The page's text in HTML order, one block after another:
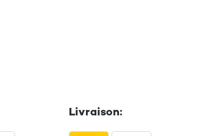
punchy sound with my also great little
handy switched speaker outputs.
24/11/2015Livraison: